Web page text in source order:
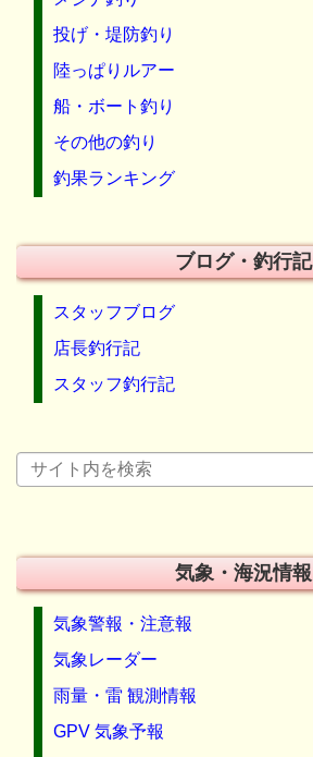
投げ・堤防釣り
陸っぱりルアー
船・ボート釣り
その他の釣り
釣果ランキング
ブログ・釣行記
スタッフブログ
店長釣行記
スタッフ釣行記
気象・海況情報
気象警報・注意報
気象レーダー
雨量・雷 観測情報
GPV 気象予報